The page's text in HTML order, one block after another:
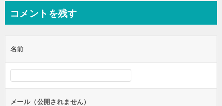
コメントを残す
名前
メール（公開されません）